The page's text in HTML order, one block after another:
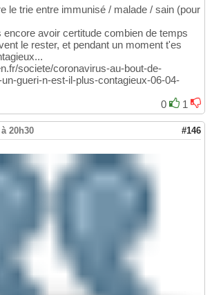
le trie entre immunisé / malade / sain (pour
encore avoir certitude combien de temps
le rester, et pendant un moment t'es
societe/coronavirus-au-bout-de-
gueri-n-est-il-plus-contagieux-06-04-
0
1
à 20h30 #146